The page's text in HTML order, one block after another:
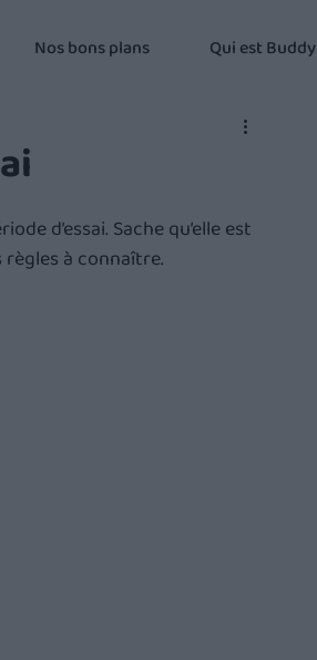
Nos bons plans Qui est Buddy
d’essai. Sache qu’elle est
à connaître.